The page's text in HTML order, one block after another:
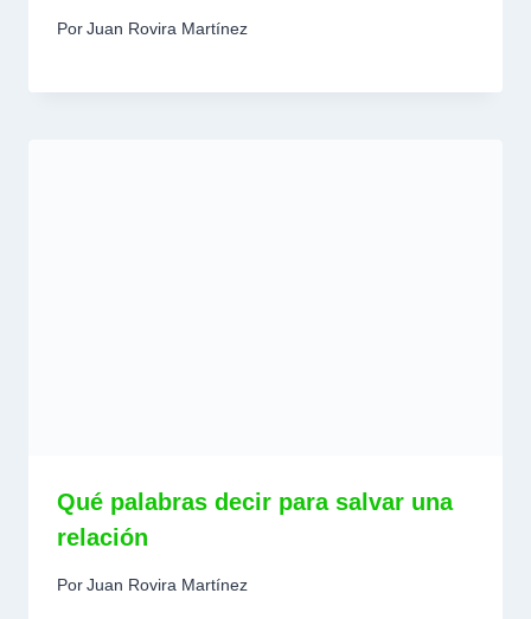
PorJuan Rovira Martínez
Qué palabras decir para salvar una
relación
PorJuan Rovira Martínez